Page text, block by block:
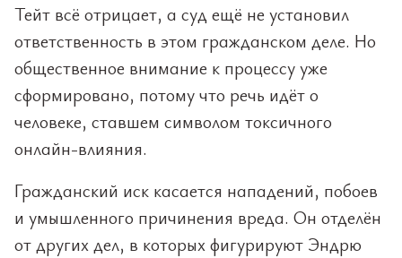
Тейт всё отрицает, а суд ещё не установил
ответственность в этом гражданском деле. Но
общественное внимание к процессу уже
сформировано, потому что речь идёт о
человеке, ставшем символом токсичного
онлайн-влияния.
Гражданский иск касается нападений, побоев
и умышленного причинения вреда. Он отделён
от других дел, в которых фигурируют Эндрю